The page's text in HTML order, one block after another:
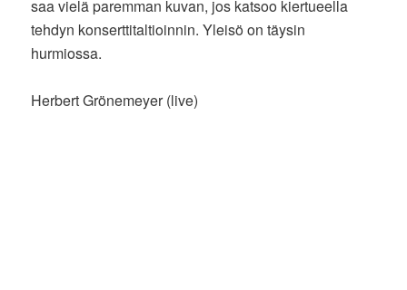
saa vielä paremman kuvan, jos katsoo kiertueella
tehdyn konserttitaltioinnin. Yleisö on täysin
hurmiossa.
Herbert Grönemeyer (live)